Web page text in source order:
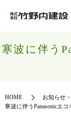
寒波に伴う
HOME
お知らせ
寒波に伴うPanasonicエ